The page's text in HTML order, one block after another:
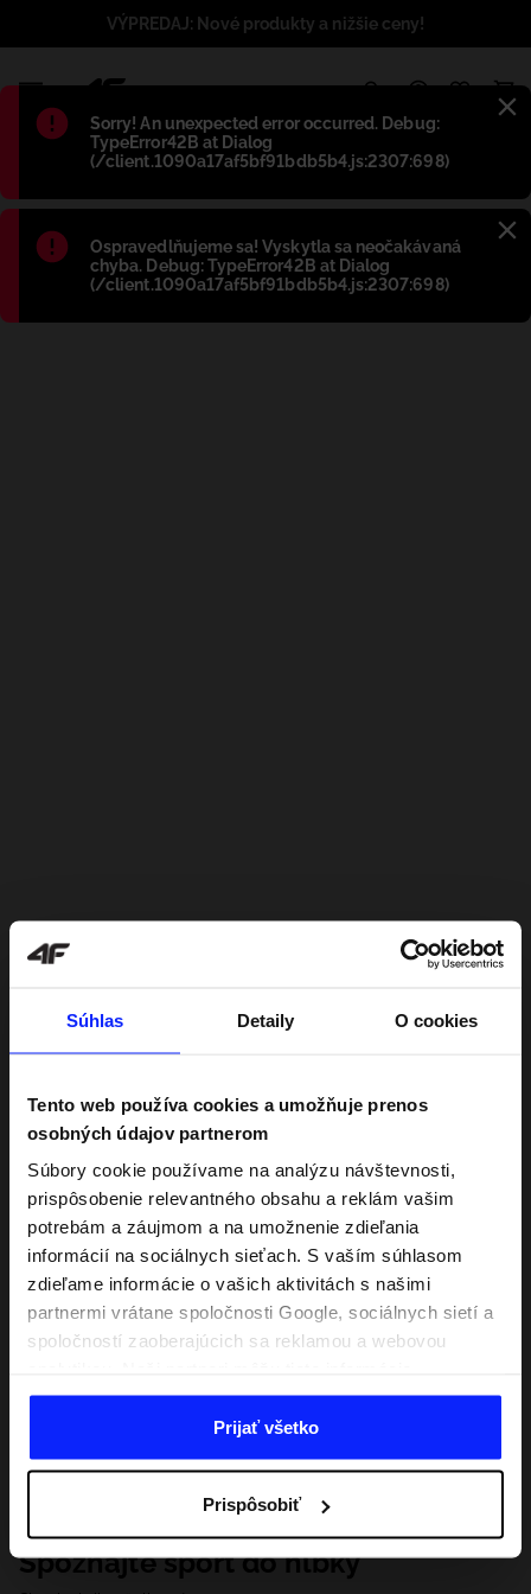
Súhlas Detaily O cookies
Tento web používa cookies a umožňuje prenos
osobných údajov partnerom
Súbory cookie používame na analýzu návštevnosti,
prispôsobenie relevantného obsahu a reklám vašim
potrebám a záujmom a na umožnenie zdieľania
informácií na sociálnych sieťach. S vaším súhlasom
zdieľame informácie o vašich aktivitách s našimi
partnermi vrátane spoločnosti Google, sociálnych sietí a
spoločností zaoberajúcich sa reklamou a webovou
kombinovať s inými, ktoré poskytnete mimo tejto
webovej stránky, ako aj s údajmi, ktoré získajú v
dôsledku vášho používania ich služieb. S vaším
našim partnerom, aby sme zacielili a zlepšili spôsob
zobrazovania online reklamy, vykonali analytický
prieskum, upravili obsah a zlepšili riešenia ponúkané
Prijať všetko
Prispôsobiť
Błąd:
Sorry! An unexpected error occurred. Debug:
TypeError42B at Dialog
(/client.1090a17af5bf91bdb5b4.js:2307:698)
Błąd:
Ospravedlňujeme sa! Vyskytla sa neočakávaná
chyba. Debug: TypeError42B at Dialog
(/client.1090a17af5bf91bdb5b4.js:2307:698)
VÝPREDAJ: Nové produkty a nižšie ceny!
Spoznajte šport do hĺbky